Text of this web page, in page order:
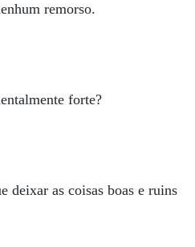
remorso.
forte?
deixar as coisas boas e ruins